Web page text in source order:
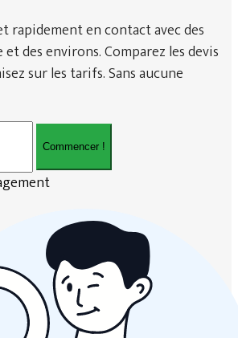
rapidement en contact avec des
des environs. Comparez les devis
sur les tarifs. Sans aucune
Commencer !